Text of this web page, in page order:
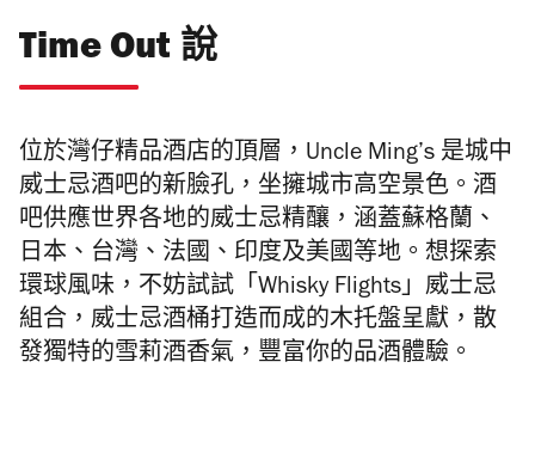
Time Out 說
位於灣仔精品酒店的頂層，Uncle Ming’s 是城中
威士忌酒吧的新臉孔，坐擁城市高空景色。酒
吧供應世界各地的威士忌精釀，涵蓋蘇格蘭、
日本、台灣、法國、印度及美國等地。想探索
環球風味，不妨試試「Whisky Flights」威士忌
組合，威士忌酒桶打造而成的木托盤呈獻，散
發獨特的雪莉酒香氣，豐富你的品酒體驗。